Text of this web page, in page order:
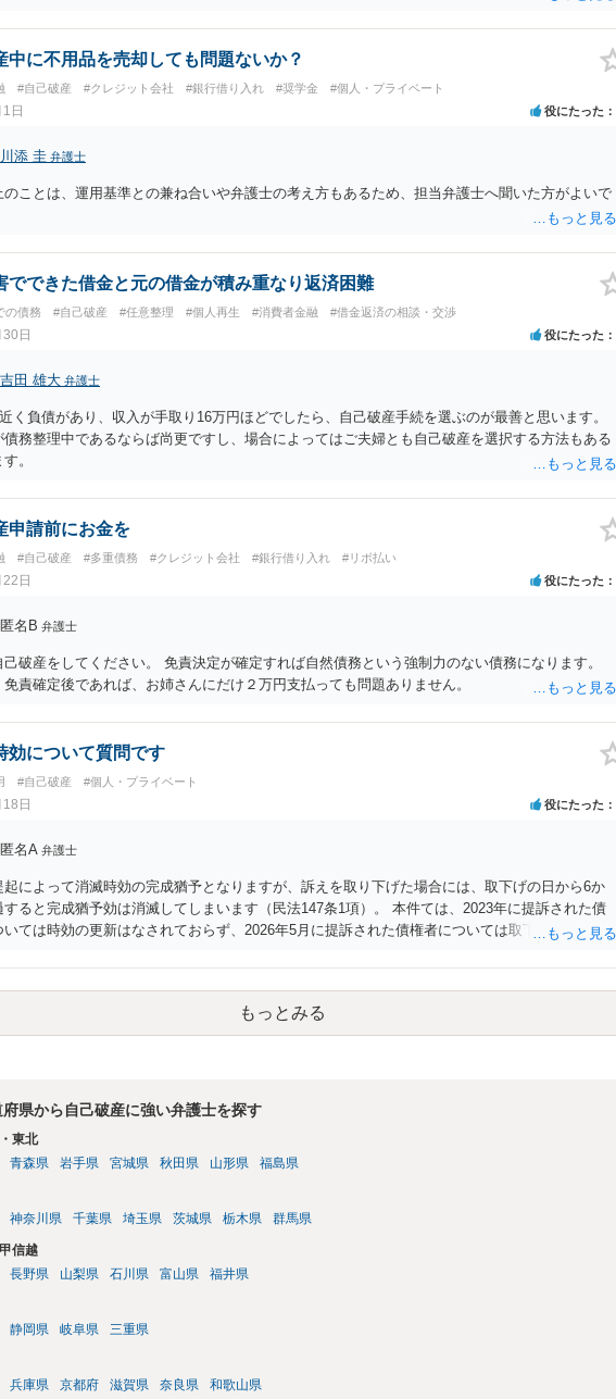
中に不用品を売却しても問題ないか？
#自己破産 #クレジット会社 #銀行借り入れ #奨学金 #個人・プライベート
日 役にたった
川添 圭 弁護士
のことは、運用基準との兼ね合いや弁護士の考え方もあるため、担当弁護士へ聞いた方がよいで
でできた借金と元の借金が積み重なり返済困難
の債務 #自己破産 #任意整理 #個人再生 #消費者金融 #借金返済の相談・交渉
日 役にたった
吉田 雄大 弁護士
く負債があり、収入が手取り16万円ほどでしたら、自己破産手続を選ぶのが最善と思います。
債務整理中であるならば尚更ですし、場合によってはご夫婦とも自己破産を選択する方法もある
。
申請前にお金を
#自己破産 #多重債務 #クレジット会社 #銀行借り入れ #リボ払い
日 役にたった
匿名B 弁護士
己破産をしてください。 免責決定が確定すれば自然債務という強制力のない債務になります。
責確定後であれば、お姉さんにだけ２万円支払っても問題ありません。
効について質問です
#自己破産 #個人・プライベート
日 役にたった
匿名A 弁護士
起によって消滅時効の完成猶予となりますが、訴えを取り下げた場合には、取下げの日から6か
すると完成猶予効は消滅してしまいます（民法147条1項）。 本件ては、2023年に提訴された債
いては時効の更新はなされておらず、2026年5月に提訴された債権者については取下げ日から6か
なく期限の利益喪失日（通常は所定の分割の支払期日から1～2か月程度経過しても支払いがなけ
返済可能という契約になっている）ですので、時効期間の経過が2027年1月であるとは限りませ
もっとみる
府県から自己破産に強い弁護士を探す
東北
青森県 岩手県 宮城県 秋田県 山形県 福島県
神奈川県 千葉県 埼玉県 茨城県 栃木県 群馬県
信越
長野県 山梨県 石川県 富山県 福井県
静岡県 岐阜県 三重県
兵庫県 京都府 滋賀県 奈良県 和歌山県